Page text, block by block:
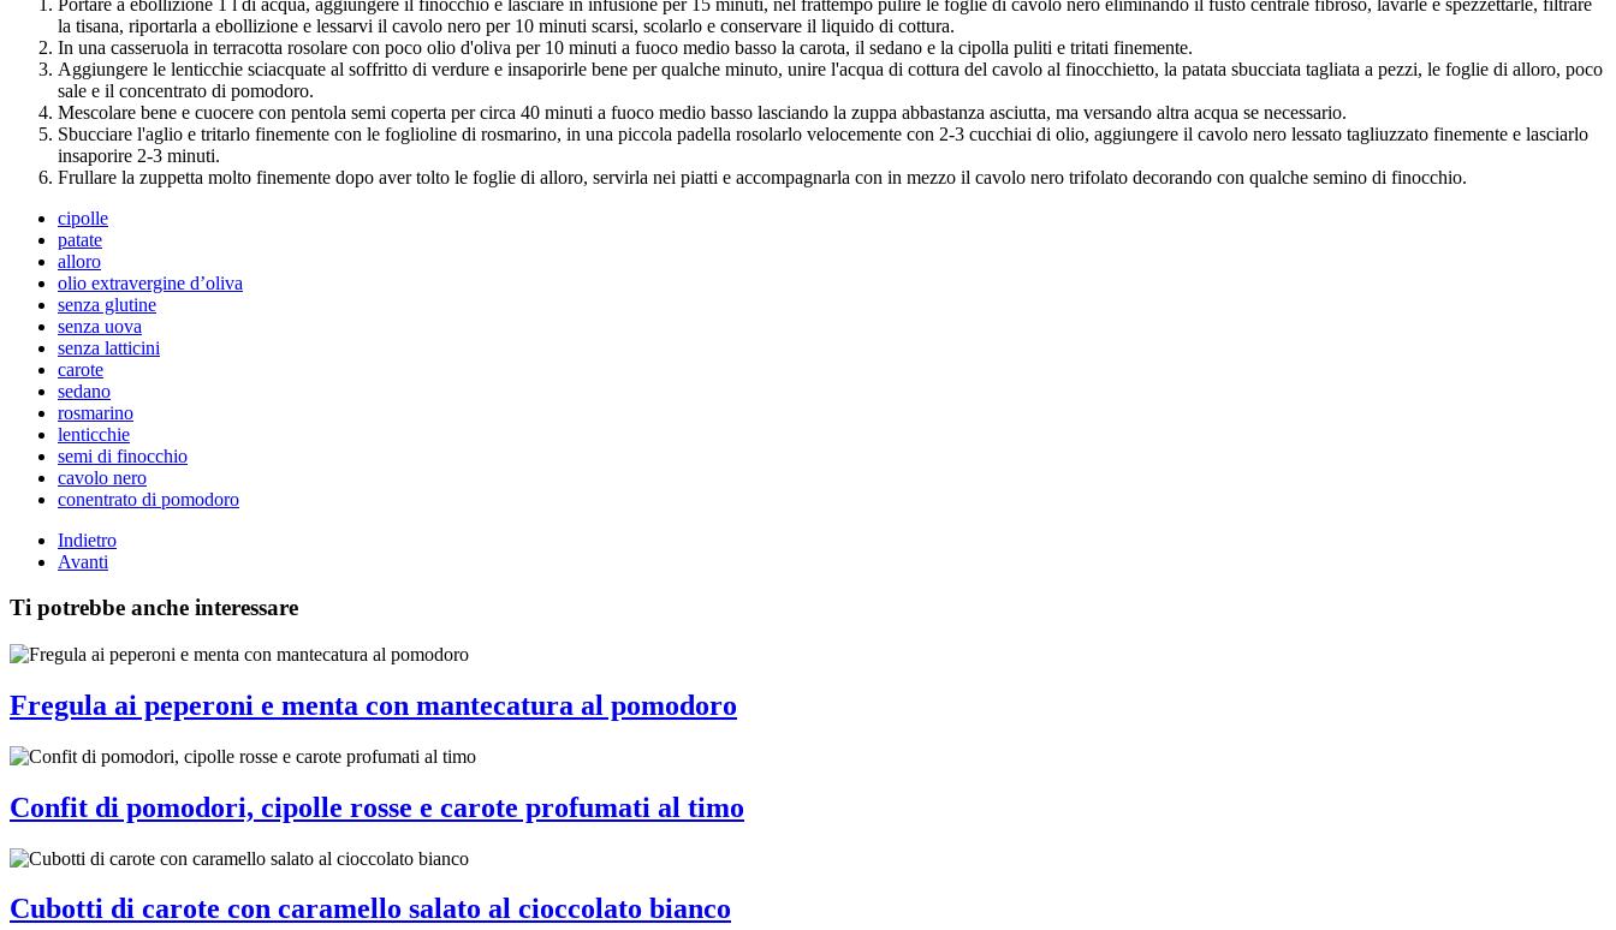
la tisana, riportarla a ebollizione e lessarvi il cavolo nero per 10 minuti scarsi, scolarlo e conservare il liquido di cottura.
In una casseruola in terracotta rosolare con poco olio d'oliva per 10 minuti a fuoco medio basso la carota, il sedano e la cipolla puliti e tritati finemente.
Aggiungere le lenticchie sciacquate al soffritto di verdure e insaporirle bene per qualche minuto, unire l'acqua di cottura del cavolo al finocchietto, la patata sbucciata tagliata a pezzi, le foglie di alloro, poco
sale e il concentrato di pomodoro.
Mescolare bene e cuocere con pentola semi coperta per circa 40 minuti a fuoco medio basso lasciando la zuppa abbastanza asciutta, ma versando altra acqua se necessario.
Sbucciare l'aglio e tritarlo finemente con le foglioline di rosmarino, in una piccola padella rosolarlo velocemente con 2-3 cucchiai di olio, aggiungere il cavolo nero lessato tagliuzzato finemente e lasciarlo
insaporire 2-3 minuti.
Frullare la zuppetta molto finemente dopo aver tolto le foglie di alloro, servirla nei piatti e accompagnarla con in mezzo il cavolo nero trifolato decorando con qualche semino di finocchio.
cipolle
patate
alloro
olio extravergine d’oliva
senza glutine
senza uova
senza latticini
carote
sedano
rosmarino
lenticchie
semi di finocchio
cavolo nero
conentrato di pomodoro
Indietro
Avanti
Ti potrebbe anche interessare
Fregula ai peperoni e menta con mantecatura al pomodoro
Confit di pomodori, cipolle rosse e carote profumati al timo
Cubotti di carote con caramello salato al cioccolato bianco